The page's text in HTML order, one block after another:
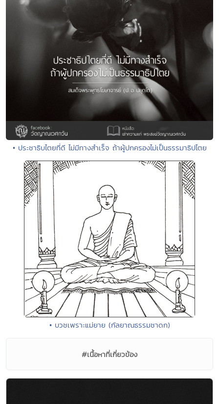
• ประชาธิบไตยที่ดี ไม่มีทางสำเร็จ ถ้าผู้ปกครองไม่เป็นธรรมาธิปไตย
• บวชเพราะแม่ยาย (กัลยาณธรรมชาดก)
#เนื้อหาที่เกี่ยวข้อง